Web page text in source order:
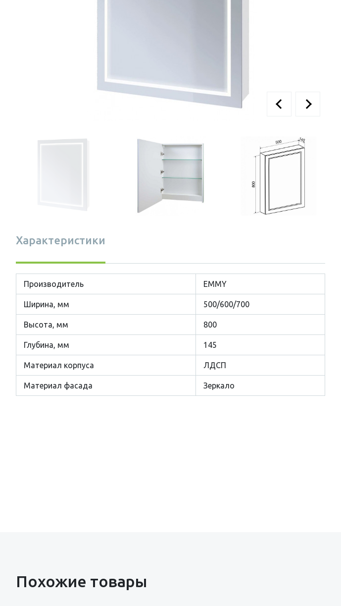
Характеристики
Производитель EMMY
Ширина, мм 500/600/700
Высота, мм 800
Глубина, мм 145
Материал корпуса ЛДСП
Материал фасада Зеркало
Похожие товары